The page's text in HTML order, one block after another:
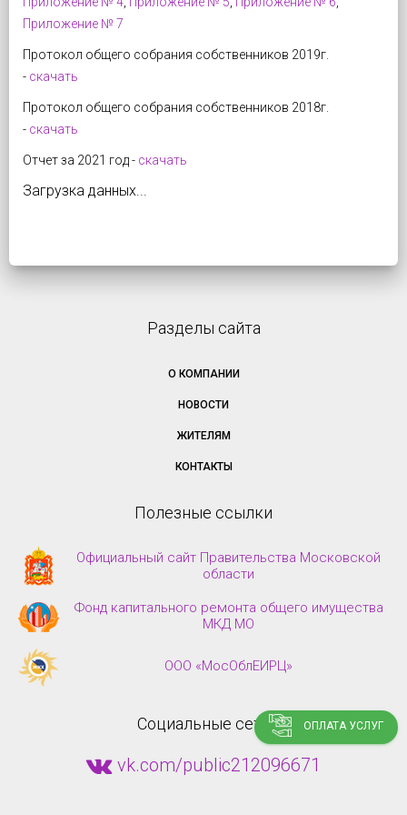
Приложение № 7
Протокол общего собрания собственников 2019г.
- скачать
Протокол общего собрания собственников 2018г.
- скачать
Отчет за 2021 год - скачать
Загрузка данных...
ОПЛАТА УСЛУГ
Разделы сайта
О КОМПАНИИ
НОВОСТИ
ЖИТЕЛЯМ
КОНТАКТЫ
Полезные ссылки
Официальный сайт Правительства Московской
области
Фонд капитального ремонта общего имущества
МКД МО
ООО «МосОблЕИРЦ»
Социальные сети
vk.com/public212096671